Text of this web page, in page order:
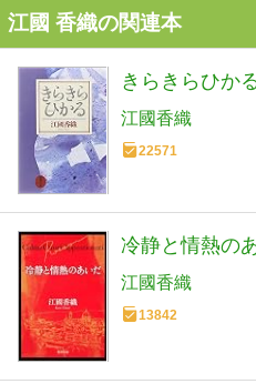
江國 香織の関連本
きらきらひか
江國香織
22571
冷静と情熱の
江國香織
13842